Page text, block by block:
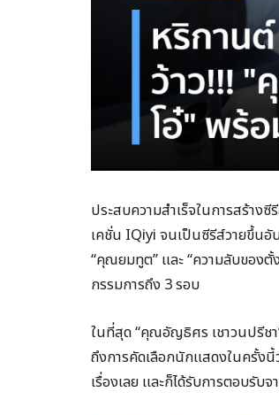
ประสบความสำเร็จในการสร้างซี
เคชั่น IQiyi จนเป็นซีรีส์วายขึ้นอั
“คุณยมทูต” และ “ความลับของตั้
กรรมการถึง 3 รอบ
ในที่สุด “คุณอัญธิศร เชาวนปรีช
ถึงการคัดเลือกนักแสดงในครั้งนี้
เรื่องเลย และก็ได้รับการตอบรั